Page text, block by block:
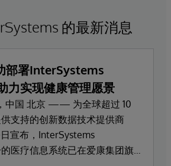
的最新消息
部署InterSystems
力实现健康管理愿景
中国 北京 —— 为全球超过 10
支持的创新数据技术提供商
宣布，InterSystems
医疗信息系统已在爱康集团旗